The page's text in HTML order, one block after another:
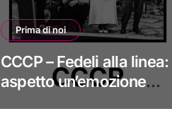
Prima di noi
CCCP – Fedeli alla linea:
aspetto un’emozione